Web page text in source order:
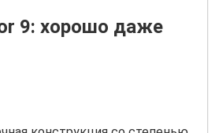
9: хорошо даже